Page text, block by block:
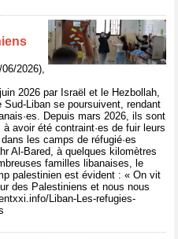
2026),
2026 par Israël et le Hezbollah,
Liban se poursuivent, rendant
Depuis mars 2026, ils sont
avoir été contraint·es de fuir leurs
les camps de réfugié·es
Al-Bared, à quelques kilomètres
familles libanaises, le
palestinien est évident : « On vit
des Palestiniens et nous nous
Liban-Les-refugies-